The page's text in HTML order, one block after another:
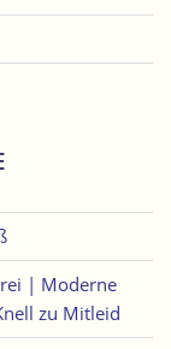
| Moderne
zu Mitleid